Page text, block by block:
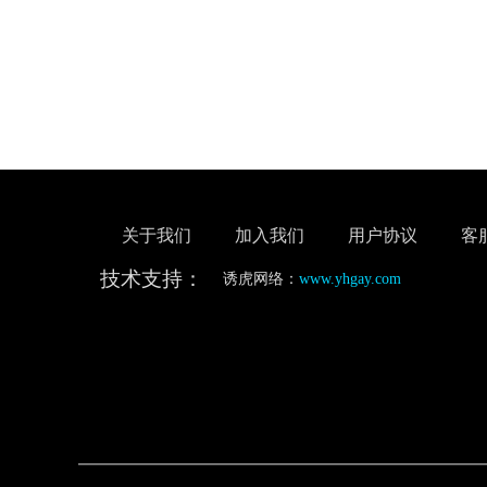
关于我们 加入我们 用户协议 客
技术支持： 诱虎网络： www.yhgay.com